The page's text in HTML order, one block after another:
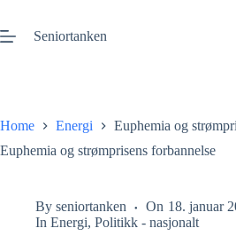
innholdSeniortanken
Home Energi
Euphemia og
Euphemia og strømprisens forbannelse
By seniortanken On 18. januar
In Energi,Politikk - nasjonalt